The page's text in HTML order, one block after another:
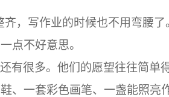
，写作业的时候也不用弯腰了
点不好意思。
有很多。他们的愿望往往简单
、一套彩色画笔、一盏能照亮